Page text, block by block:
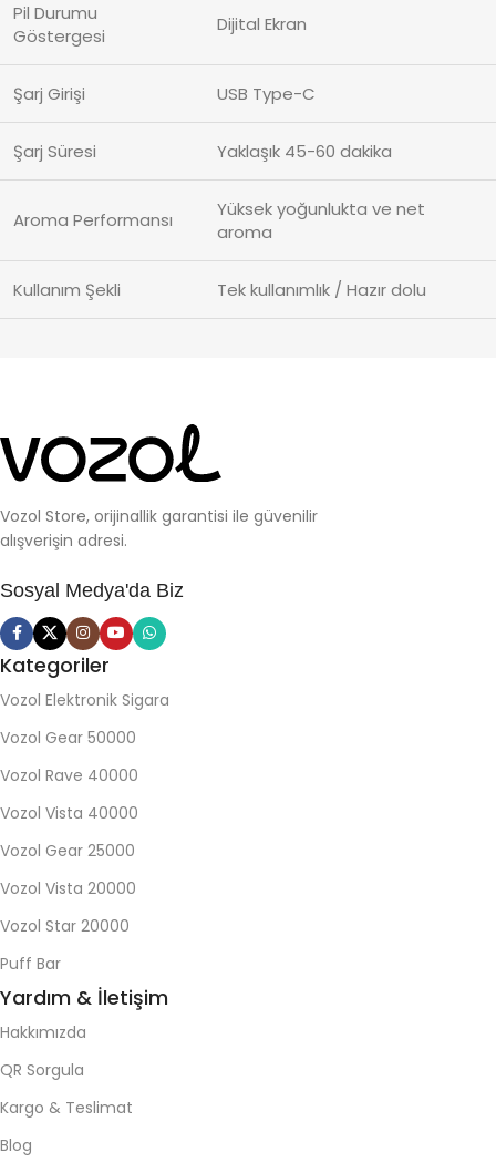
Pil Durumu
Göstergesi
Dijital Ekran
Şarj Girişi USB Type-C
Şarj Süresi Yaklaşık 45-60 dakika
Aroma Performansı
Yüksek yoğunlukta ve net
aroma
Kullanım Şekli Tek kullanımlık / Hazır dolu
Vozol Store, orijinallik garantisi ile güvenilir
alışverişin adresi.
Sosyal Medya'da Biz
Kategoriler
Vozol Elektronik Sigara
Vozol Gear 50000
Vozol Rave 40000
Vozol Vista 40000
Vozol Gear 25000
Vozol Vista 20000
Vozol Star 20000
Puff Bar
Yardım & İletişim
Hakkımızda
QR Sorgula
Kargo & Teslimat
Blog